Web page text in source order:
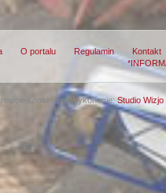
O portalu Regulamin Kontakt
kopalnie.plWykonanie:Studio Wizjo